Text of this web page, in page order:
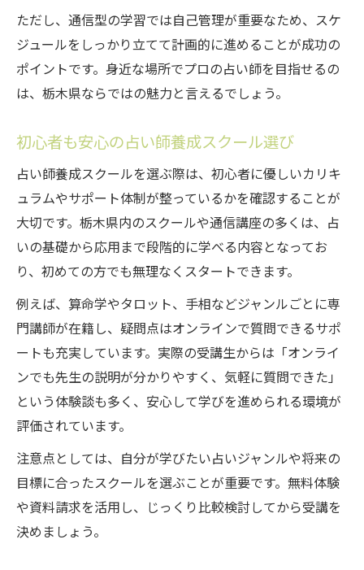
占い師プログラムの最新トレンド
自宅で受講できる養成講座の強み
個性を活かす栃木県の占い師養成
スクール受講で得る占い技術の実践法
占い師養成で役立つ実践的な学び
通信講座と実技練習のバランス
占い師養成を通じた自分らしい働き方
自分らしく働くための占い師養成活用
通信スクールが叶える柔軟な働き方
占い師プログラムで副業にも挑戦
栃木県の占い師養成で得られる自信
生活に寄り添う占い師の働き方提案
ただし、通信型の学習では自己管理が重要なため、スケ
ジュールをしっかり立てて計画的に進めることが成功の
ポイントです。身近な場所でプロの占い師を目指せるの
は、栃木県ならではの魅力と言えるでしょう。
初心者も安心の占い師養成スクール選び
占い師養成スクールを選ぶ際は、初心者に優しいカリキ
ュラムやサポート体制が整っているかを確認することが
大切です。栃木県内のスクールや通信講座の多くは、占
いの基礎から応用まで段階的に学べる内容となってお
り、初めての方でも無理なくスタートできます。
例えば、算命学やタロット、手相などジャンルごとに専
門講師が在籍し、疑問点はオンラインで質問できるサポ
ートも充実しています。実際の受講生からは「オンライ
ンでも先生の説明が分かりやすく、気軽に質問できた」
という体験談も多く、安心して学びを進められる環境が
評価されています。
注意点としては、自分が学びたい占いジャンルや将来の
目標に合ったスクールを選ぶことが重要です。無料体験
や資料請求を活用し、じっくり比較検討してから受講を
決めましょう。